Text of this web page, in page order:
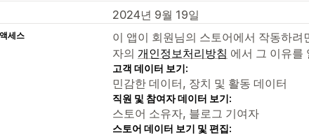
2024년 9월 19일
세스
이 앱이 회원님의 스토어에서 작동하
자의 개인정보처리방침 에서 그 이유를
고객 데이터 보기:
민감한 데이터, 장치 및 활동 데이터
직원 및 참여자 데이터 보기:
스토어 소유자, 블로그 기여자
스토어 데이터 보기 및 편집: